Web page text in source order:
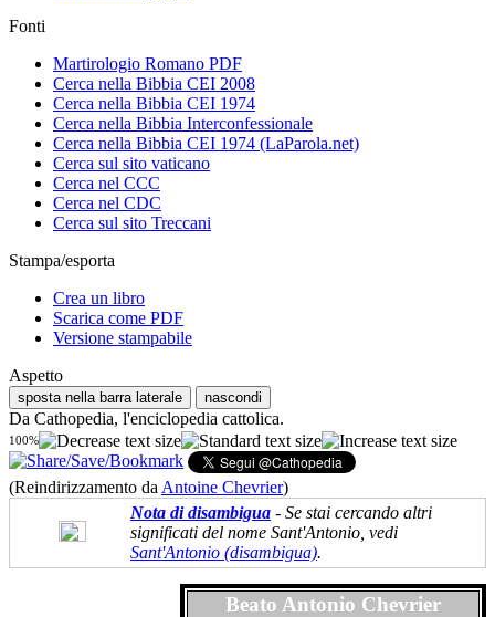
Fonti
Martirologio Romano PDF
Cerca nella Bibbia CEI 2008
Cerca nella Bibbia CEI 1974
Cerca nella Bibbia Interconfessionale
Cerca nella Bibbia CEI 1974 (LaParola.net)
Cerca sul sito vaticano
Cerca nel CCC
Cerca nel CDC
Cerca sul sito Treccani
Stampa/esporta
Crea un libro
Scarica come PDF
Versione stampabile
Aspetto
sposta nella barra laterale nascondi
Da Cathopedia, l'enciclopedia cattolica.
100%
(Reindirizzamento da Antoine Chevrier)
Nota di disambigua - Se stai cercando altri
significati del nome Sant'Antonio, vedi
Sant'Antonio (disambigua).
Beato Antonio Chevrier